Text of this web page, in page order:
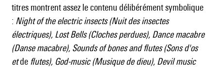
titres montrent assez le contenu délibérément symbolique
: Night of the electric insects (Nuit des insectes
électriques), Lost Bells (Cloches perdues), Dance macabre
(Danse macabre), Sounds of bones and flutes (Sons d'os
etde flutes), God-music (Musique de dieu), Devil music